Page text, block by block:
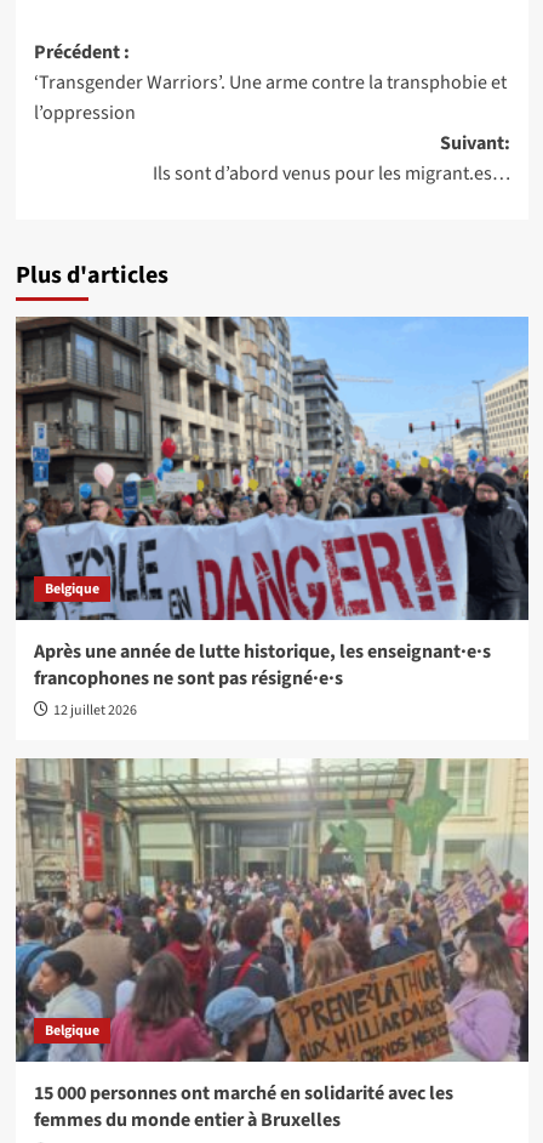
Navigation
d’article
Précédent :
‘Transgender Warriors’. Une arme contre la transphobie et
l’oppression
Suivant:
Ils sont d’abord venus pour les migrant.es…
Plus d'articles
Belgique
Après une année de lutte historique, les enseignant·e·s
francophones ne sont pas résigné·e·s
12 juillet 2026
Belgique
15 000 personnes ont marché en solidarité avec les
femmes du monde entier à Bruxelles